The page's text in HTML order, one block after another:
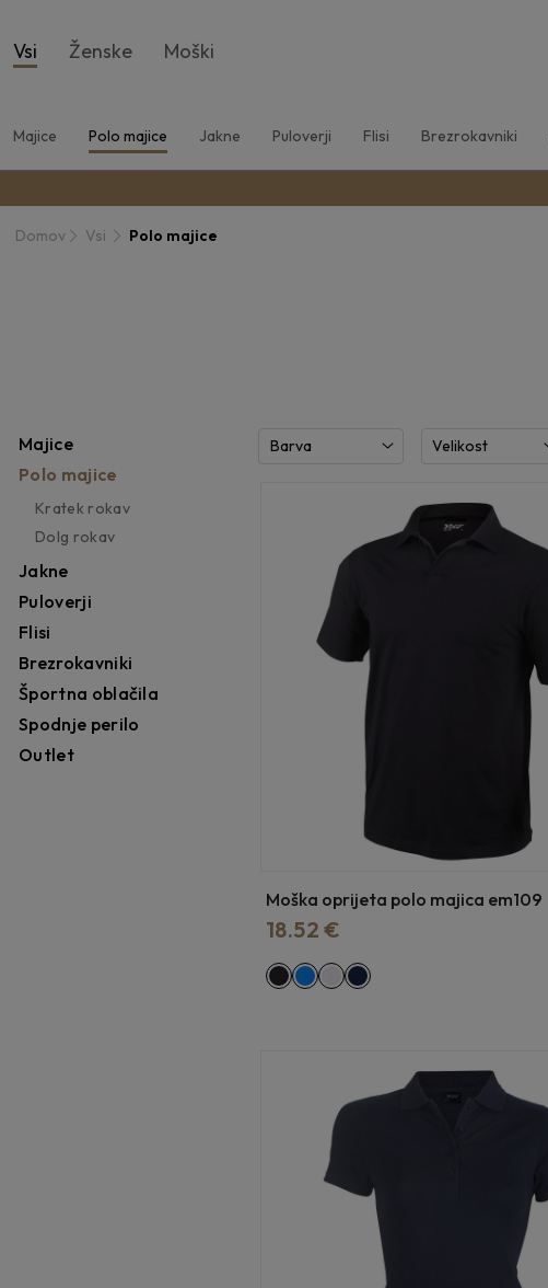
Vsi Ženske Moški
Majice Polo majice Jakne Puloverji Flisi Brezrokavniki
Domov Vsi Polo majice
Majice
Polo majice
Kratek rokav
Dolg rokav
Jakne
Puloverji
Flisi
Brezrokavniki
Športna oblačila
Spodnje perilo
Outlet
Barva Velikost
Moška oprijeta polo majica em109
18.52 €